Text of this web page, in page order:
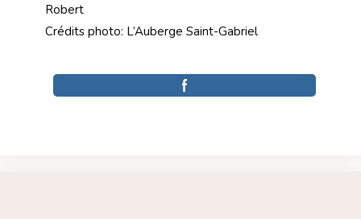
Robert
Crédits photo: L’Auberge Saint-Gabriel